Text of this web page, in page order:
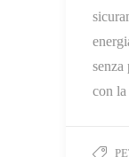
senza
con